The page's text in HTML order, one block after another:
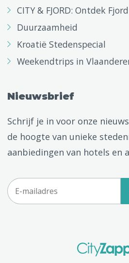
CITY & FJORD: Ontdek
Duurzaamheid
Kroatië Stedenspecial
Weekendtrips in
Nieuwsbrief
Schrijf je in voor onze
de hoogte van unieke
aanbiedingen van hotels en